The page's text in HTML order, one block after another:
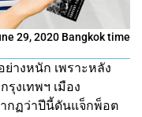
29, 2020 Bangkok time
างหนัก เพราะหลัง
งเทพฯ เมือง
กฏว่าปีนี้ดันแจ็กพ็อต